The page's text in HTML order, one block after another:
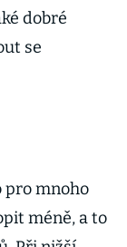
dobré
se
pro mnoho
méně, a to